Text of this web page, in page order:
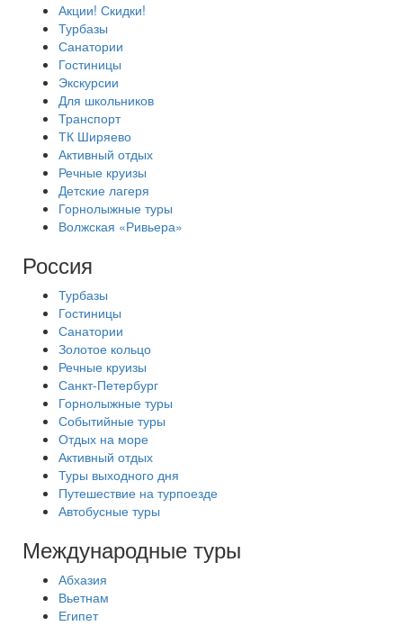
Акции! Скидки!
Турбазы
Санатории
Гостиницы
Экскурсии
Для школьников
Транспорт
ТК Ширяево
Активный отдых
Речные круизы
Детские лагеря
Горнолыжные туры
Волжская «Ривьера»
Россия
Турбазы
Гостиницы
Санатории
Золотое кольцо
Речные круизы
Санкт-Петербург
Горнолыжные туры
Событийные туры
Отдых на море
Активный отдых
Туры выходного дня
Путешествие на турпоезде
Автобусные туры
Международные туры
Абхазия
Вьетнам
Египет